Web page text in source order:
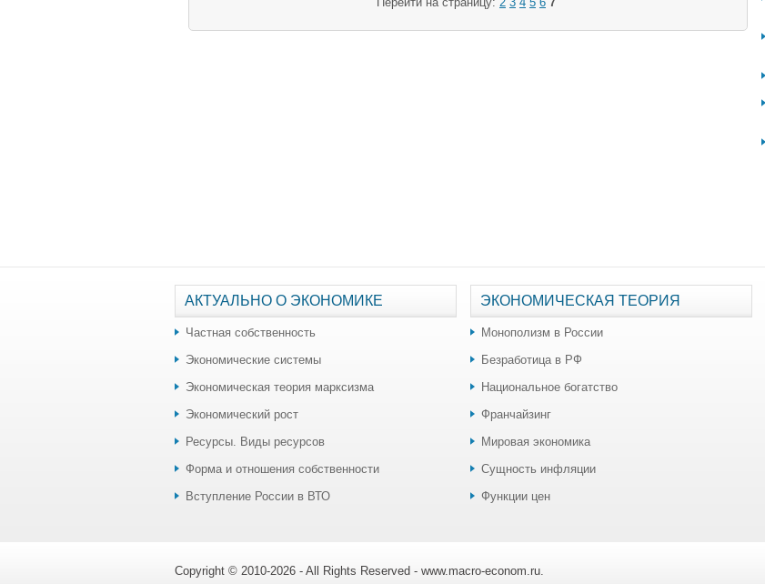
АКТУАЛЬНО О ЭКОНОМИКЕ
Частная собственность
Экономические системы
Экономическая теория марксизма
Экономический рост
Ресурсы. Виды ресурсов
Форма и отношения собственности
Вступление России в ВТО
ЭКОНОМИЧЕСКАЯ ТЕОРИЯ
Монополизм в России
Безработица в РФ
Национальное богатство
Франчайзинг
Мировая экономика
Сущность инфляции
Функции цен
Copyright © 2010-2026 - All Rights Reserved - www.macro-econom.ru.